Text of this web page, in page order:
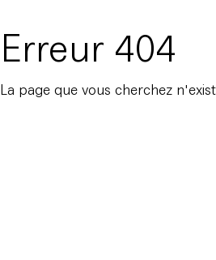
Erreur 404
La page que vous cherchez